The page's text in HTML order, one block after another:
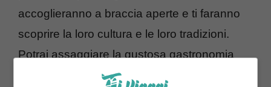
accoglieranno a braccia aperte e ti faranno
scoprire la loro cultura e le loro tradizioni.
Potrai assaggiare la gustosa gastronomia
sarda, ricca di sapori autentici e genuini.